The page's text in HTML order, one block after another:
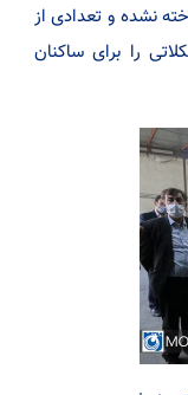
نشده و تعدادی از
را برای ساکنان